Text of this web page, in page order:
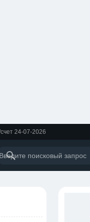
24-07-2026